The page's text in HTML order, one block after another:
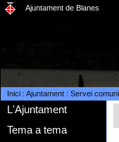
Ajuntament de Blanes
Inici: Ajuntament: Servei
L'Ajuntament
Tema a tema